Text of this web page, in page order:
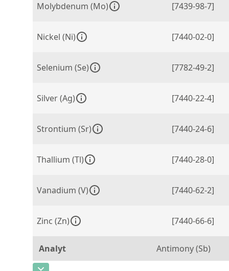
Molybdenum (Mo) [7439-98-7]
Nickel (Ni) [7440-02-0]
Selenium (Se) [7782-49-2]
Silver (Ag) [7440-22-4]
Strontium (Sr) [7440-24-6]
Thallium (Tl) [7440-28-0]
Vanadium (V) [7440-62-2]
Zinc (Zn) [7440-66-6]
Analyt
Antimony (Sb)